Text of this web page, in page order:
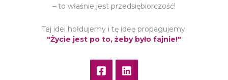
– to właśnie jest przedsiębiorczość!
Tej idei hołdujemy i tę ideę propagujemy.
"Życie jest po to, żeby było fajnie!"